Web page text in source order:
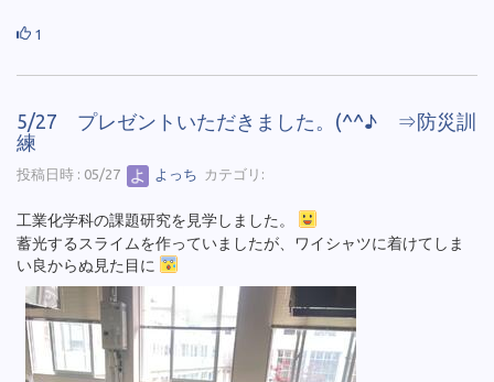
1
5/27 プレゼントいただきました。(^^♪ ⇒防災訓
練
投稿日時 : 05/27 よっち カテゴリ:
工業化学科の課題研究を見学しました。
蓄光するスライムを作っていましたが、ワイシャツに着けてしま
い良からぬ見た目に